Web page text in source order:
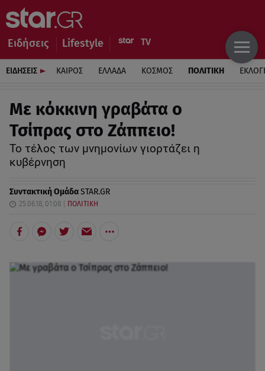
Ειδήσεις Lifestyle
ΕΙΔΗΣΕΙΣ ΚΑΙΡΟΣ ΕΛΛΑΔΑ ΚΟΣΜΟΣ ΠΟΛΙΤΙΚΗ
Με κόκκινη γραβάτα ο
Τσίπρας στο Ζάππειο!
To τέλος των μνημονίων γιορτάζει η
κυβέρνηση
Συντακτική ΟμάδαSTAR.GR
25.06.18, 01:08 ΠΟΛΙΤΙΚΗ